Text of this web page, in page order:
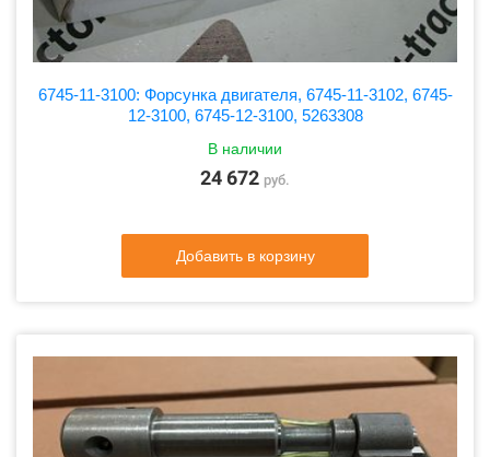
6745-11-3100: Форсунка двигателя, 6745-11-3102, 6745-
12-3100, 6745-12-3100, 5263308
В наличии
24 672 руб.
Добавить в корзину